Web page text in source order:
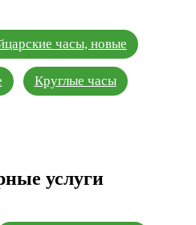
часы, новые
Круглые часы
услуги